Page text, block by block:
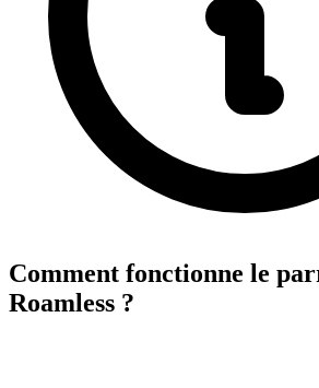
Comment fonctionne le
Roamless ?